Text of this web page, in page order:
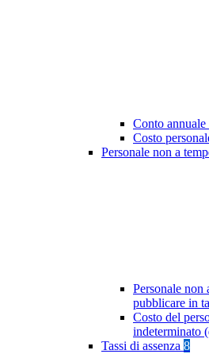
Conto annuale
Costo
Personale non a
Personale non
pubblicare in
Costo del
indeterminato
Tassi di assenza 8